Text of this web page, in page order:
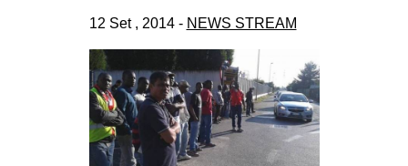
12 Set , 2014 - NEWS STREAM